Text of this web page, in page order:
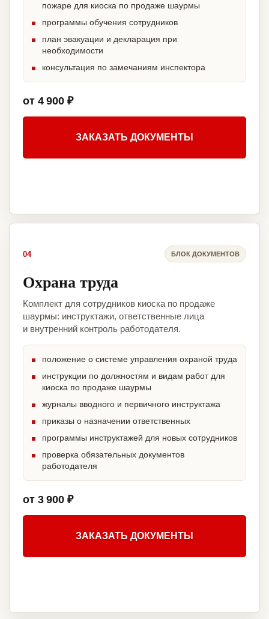
пожаре для киоска по продаже шаурмы
программы обучения сотрудников
план эвакуации и декларация при
необходимости
консультация по замечаниям инспектора
от 4 900 ₽
ЗАКАЗАТЬ ДОКУМЕНТЫ
04 БЛОК ДОКУМЕНТОВ
Охрана труда
Комплект для сотрудников киоска по продаже
шаурмы: инструктажи, ответственные лица
и внутренний контроль работодателя.
положение о системе управления охраной труда
инструкции по должностям и видам работ для
киоска по продаже шаурмы
журналы вводного и первичного инструктажа
приказы о назначении ответственных
программы инструктажей для новых сотрудников
проверка обязательных документов
работодателя
от 3 900 ₽
ЗАКАЗАТЬ ДОКУМЕНТЫ